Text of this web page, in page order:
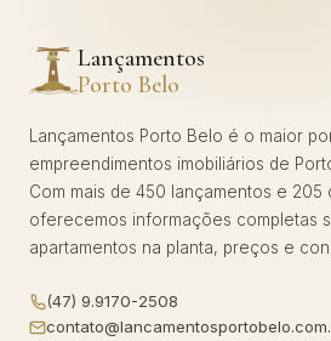
Lançamentos
Porto Belo
Lançamentos Porto Belo é o maior
empreendimentos imobiliários de
Com mais de 450 lançamentos e 205
oferecemos informações completas
apartamentos na planta, preços e
(47) 9.9170-2508